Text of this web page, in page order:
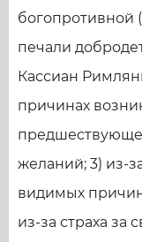
богопротивной
печали
Кассиан
причинах
желаний; 3) из-
видимых
из-за страха за